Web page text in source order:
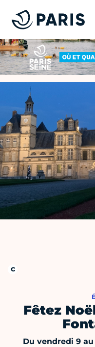
Fêtez
Du vendredi 9 au